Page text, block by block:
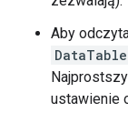
Aby
ustawienie